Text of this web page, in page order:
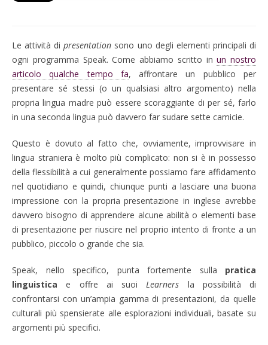
Le attività dipresentation sono uno degli elementi principali di
ogni programma Speak. Come abbiamo scritto inun nostro
articolo qualche tempo fa, affrontare un pubblico per
presentare sé stessi (o un qualsiasi altro argomento) nella
propria lingua madre può essere scoraggiante di per sé, farlo
in una seconda lingua può davvero far sudare sette camicie.
Questo è dovuto al fatto che, ovviamente,improvvisare in
lingua straniera è molto più complicato: non si è in possesso
della flessibilità a cui generalmente possiamo fare affidamento
nel quotidiano e quindi, chiunque punti a lasciare una buona
impressione con la propria presentazione in inglese avrebbe
davvero bisogno di apprendere alcune abilità o elementi base
di presentazione per riuscire nel proprio intento di fronte a un
pubblico, piccolo o grande che sia.
Speak, nello specifico, punta fortemente sulla pratica
linguistica e offre ai suoiLearners la possibilità di
confrontarsi con un’ampia gamma di presentazioni, da quelle
culturali più spensierate alle esplorazioni individuali, basate su
argomenti più specifici.